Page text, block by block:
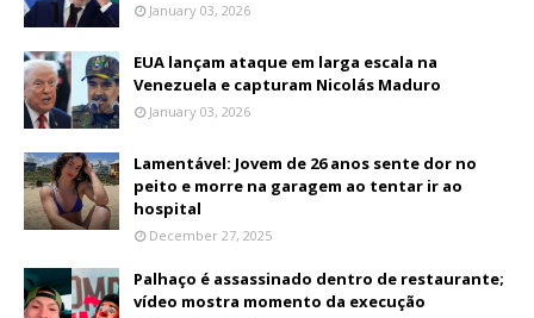
January 03, 2026
EUA lançam ataque em larga escala na
Venezuela e capturam Nicolás Maduro
January 03, 2026
Lamentável: Jovem de 26 anos sente dor no
peito e morre na garagem ao tentar ir ao
hospital
December 27, 2025
Palhaço é assassinado dentro de restaurante;
vídeo mostra momento da execução